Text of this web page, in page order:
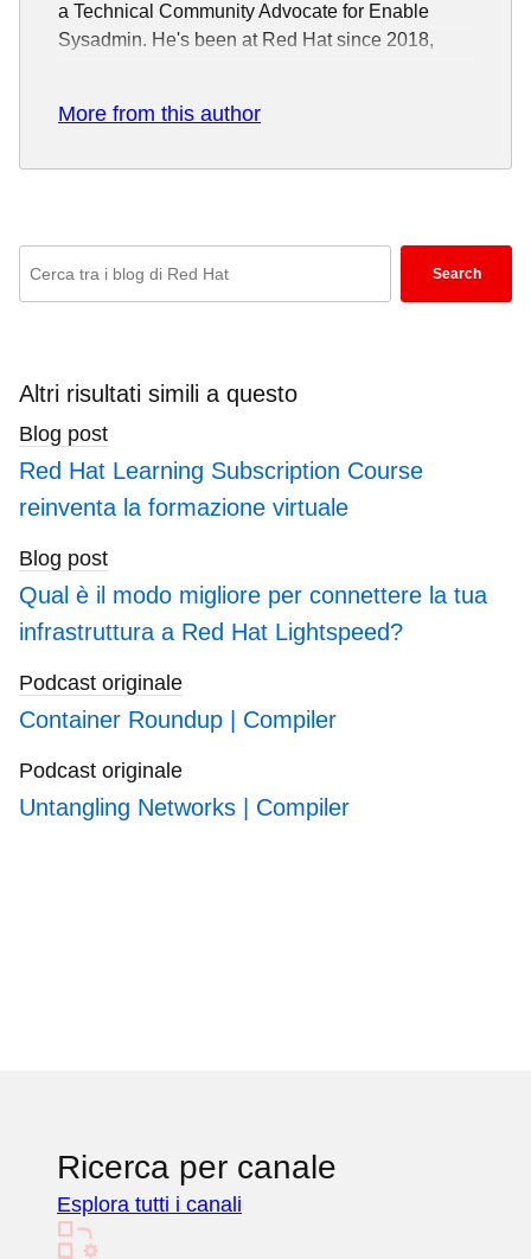
a Technical Community Advocate for Enable
Sysadmin. He's been at Red Hat since 2018,
technology. He is particularly interested in
hacking with the Go programming language and
is the author of Powerful Command-Line
Hat and other blogs, covering topics like Linux,
command-line applications.
Outside of work, Ricardo enjoys spending time
and playing video games.
More from this author
search
blogs
Search
Altri risultati simili a questo
Blog post
Red Hat Learning Subscription Course
reinventa la formazione virtuale
Blog post
Qual è il modo migliore per connettere la tua
infrastruttura a Red Hat Lightspeed?
Podcast originale
Container Roundup | Compiler
Podcast originale
Untangling Networks | Compiler
Ricerca per canale
Esplora tutti i canali